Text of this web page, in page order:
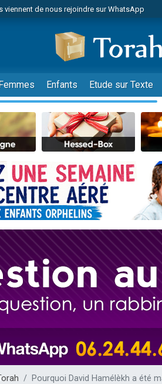
viennent de nous rejoindre sur WhatsApp
viennent de faire un don pour 5 jours de
viennent de faire un don pour Diane, 80
viennent de nous rejoindre sur WhatsApp
viennent de demander une bénédiction
viennent de faire un don pour Sauvez la
places pour étudier en groupe sur Zoom
musiques dans Torah-Box Music
viennent de nous rejoindre sur WhatsApp
viennent de nous rejoindre sur WhatsApp
musiques dans Torah-Box Music
viennent de nous rejoindre sur WhatsApp
viennent de faire un don pour Tsédaka :
radio : Visions de grandeur n°104 : Le
viennent de demander une bénédiction
donner son Maasser
de donner son Maasser
viennent de nous rejoindre sur WhatsApp
Enfants Etude sur Texte
Pourquoi David Hamélèkh a été